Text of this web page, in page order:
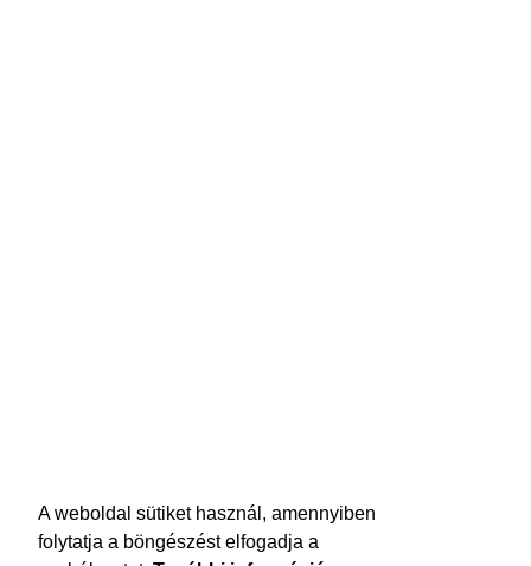
A weboldal sütiket használ, amennyiben
folytatja a böngészést elfogadja a